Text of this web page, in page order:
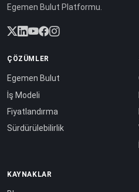
Egemen Bulut Platformu.
ÇÖZÜMLER
Egemen Bulut
İş Modeli
Fiyatlandırma
Sürdürülebilirlik
KAYNAKLAR